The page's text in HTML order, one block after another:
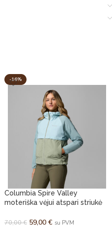
-16%
Columbia Spire Valley
moteriška vėjui atspari striukė
70,00€ 59,00 € su PVM